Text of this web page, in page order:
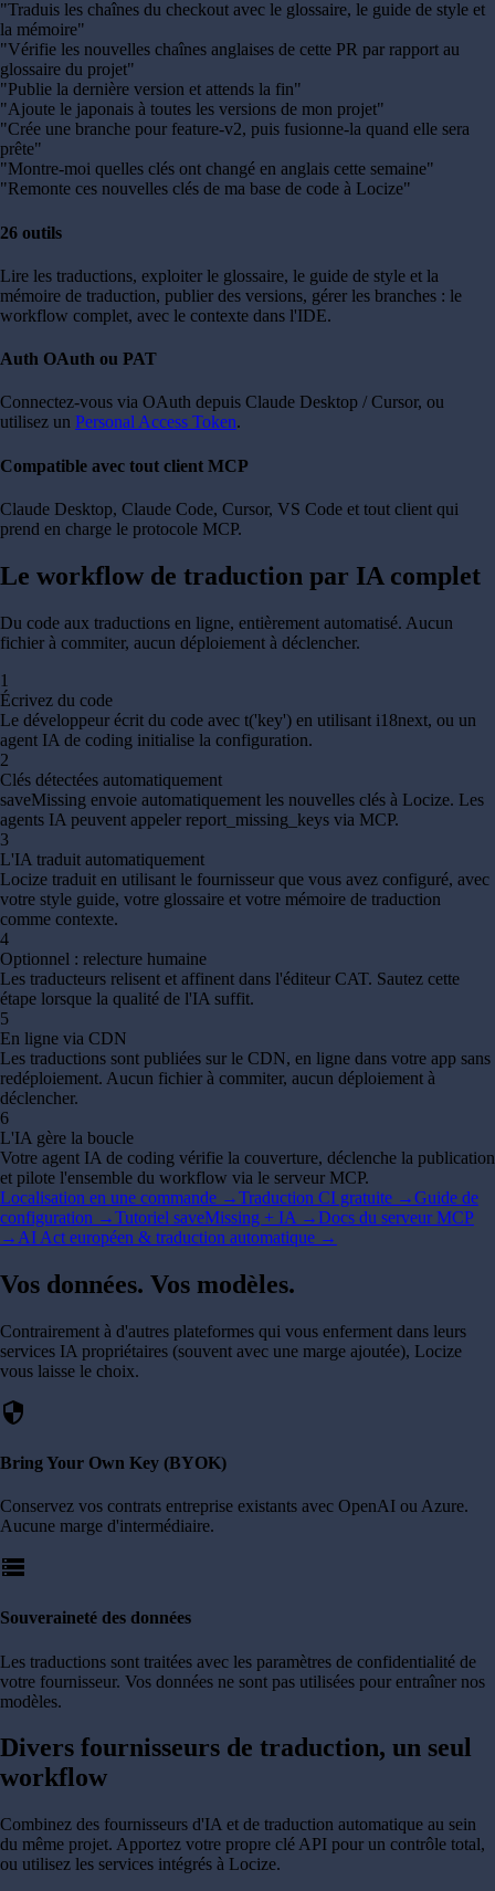
"Traduis les chaînes du checkout avec le glossaire, le guide de style et
la mémoire"
"Vérifie les nouvelles chaînes anglaises de cette PR par rapport au
glossaire du projet"
"Publie la dernière version et attends la fin"
"Ajoute le japonais à toutes les versions de mon projet"
"Crée une branche pour feature-v2, puis fusionne-la quand elle sera
prête"
"Montre-moi quelles clés ont changé en anglais cette semaine"
"Remonte ces nouvelles clés de ma base de code à Locize"
26 outils
Lire les traductions, exploiter le glossaire, le guide de style et la
mémoire de traduction, publier des versions, gérer les branches : le
workflow complet, avec le contexte dans l'IDE.
Auth OAuth ou PAT
Connectez-vous via OAuth depuis Claude Desktop / Cursor, ou
utilisez un Personal Access Token.
Compatible avec tout client MCP
Claude Desktop, Claude Code, Cursor, VS Code et tout client qui
prend en charge le protocole MCP.
Le workflow de traduction par IA complet
Du code aux traductions en ligne, entièrement automatisé. Aucun
fichier à commiter, aucun déploiement à déclencher.
1
Écrivez du code
Le développeur écrit du code avec t('key') en utilisant i18next, ou un
agent IA de coding initialise la configuration.
2
Clés détectées automatiquement
saveMissing envoie automatiquement les nouvelles clés à Locize. Les
agents IA peuvent appeler report_missing_keys via MCP.
3
L'IA traduit automatiquement
Locize traduit en utilisant le fournisseur que vous avez configuré, avec
votre style guide, votre glossaire et votre mémoire de traduction
comme contexte.
4
Optionnel : relecture humaine
Les traducteurs relisent et affinent dans l'éditeur CAT. Sautez cette
étape lorsque la qualité de l'IA suffit.
5
En ligne via CDN
Les traductions sont publiées sur le CDN, en ligne dans votre app sans
redéploiement. Aucun fichier à commiter, aucun déploiement à
déclencher.
6
L'IA gère la boucle
Votre agent IA de coding vérifie la couverture, déclenche la publication
et pilote l'ensemble du workflow via le serveur MCP.
Localisation en une commande →Traduction CI gratuite →Guide de
configuration →Tutoriel saveMissing + IA →Docs du serveur MCP
→ AI Act européen & traduction automatique →
Vos données. Vos modèles.
Contrairement à d'autres plateformes qui vous enferment dans leurs
services IA propriétaires (souvent avec une marge ajoutée), Locize
vous laisse le choix.
security
Bring Your Own Key (BYOK)
Conservez vos contrats entreprise existants avec OpenAI ou Azure.
Aucune marge d'intermédiaire.
storage
Souveraineté des données
Les traductions sont traitées avec les paramètres de confidentialité de
votre fournisseur. Vos données ne sont pas utilisées pour entraîner nos
modèles.
Divers fournisseurs de traduction, un seul
workflow
Combinez des fournisseurs d'IA et de traduction automatique au sein
du même projet. Apportez votre propre clé API pour un contrôle total,
ou utilisez les services intégrés à Locize.